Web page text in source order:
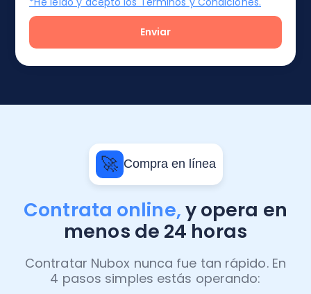
🚀 Compra en línea
Contrata online,y opera en
menos de 24 horas
Contratar Nubox nunca fue tan rápido. En
4 pasos simples estás operando: